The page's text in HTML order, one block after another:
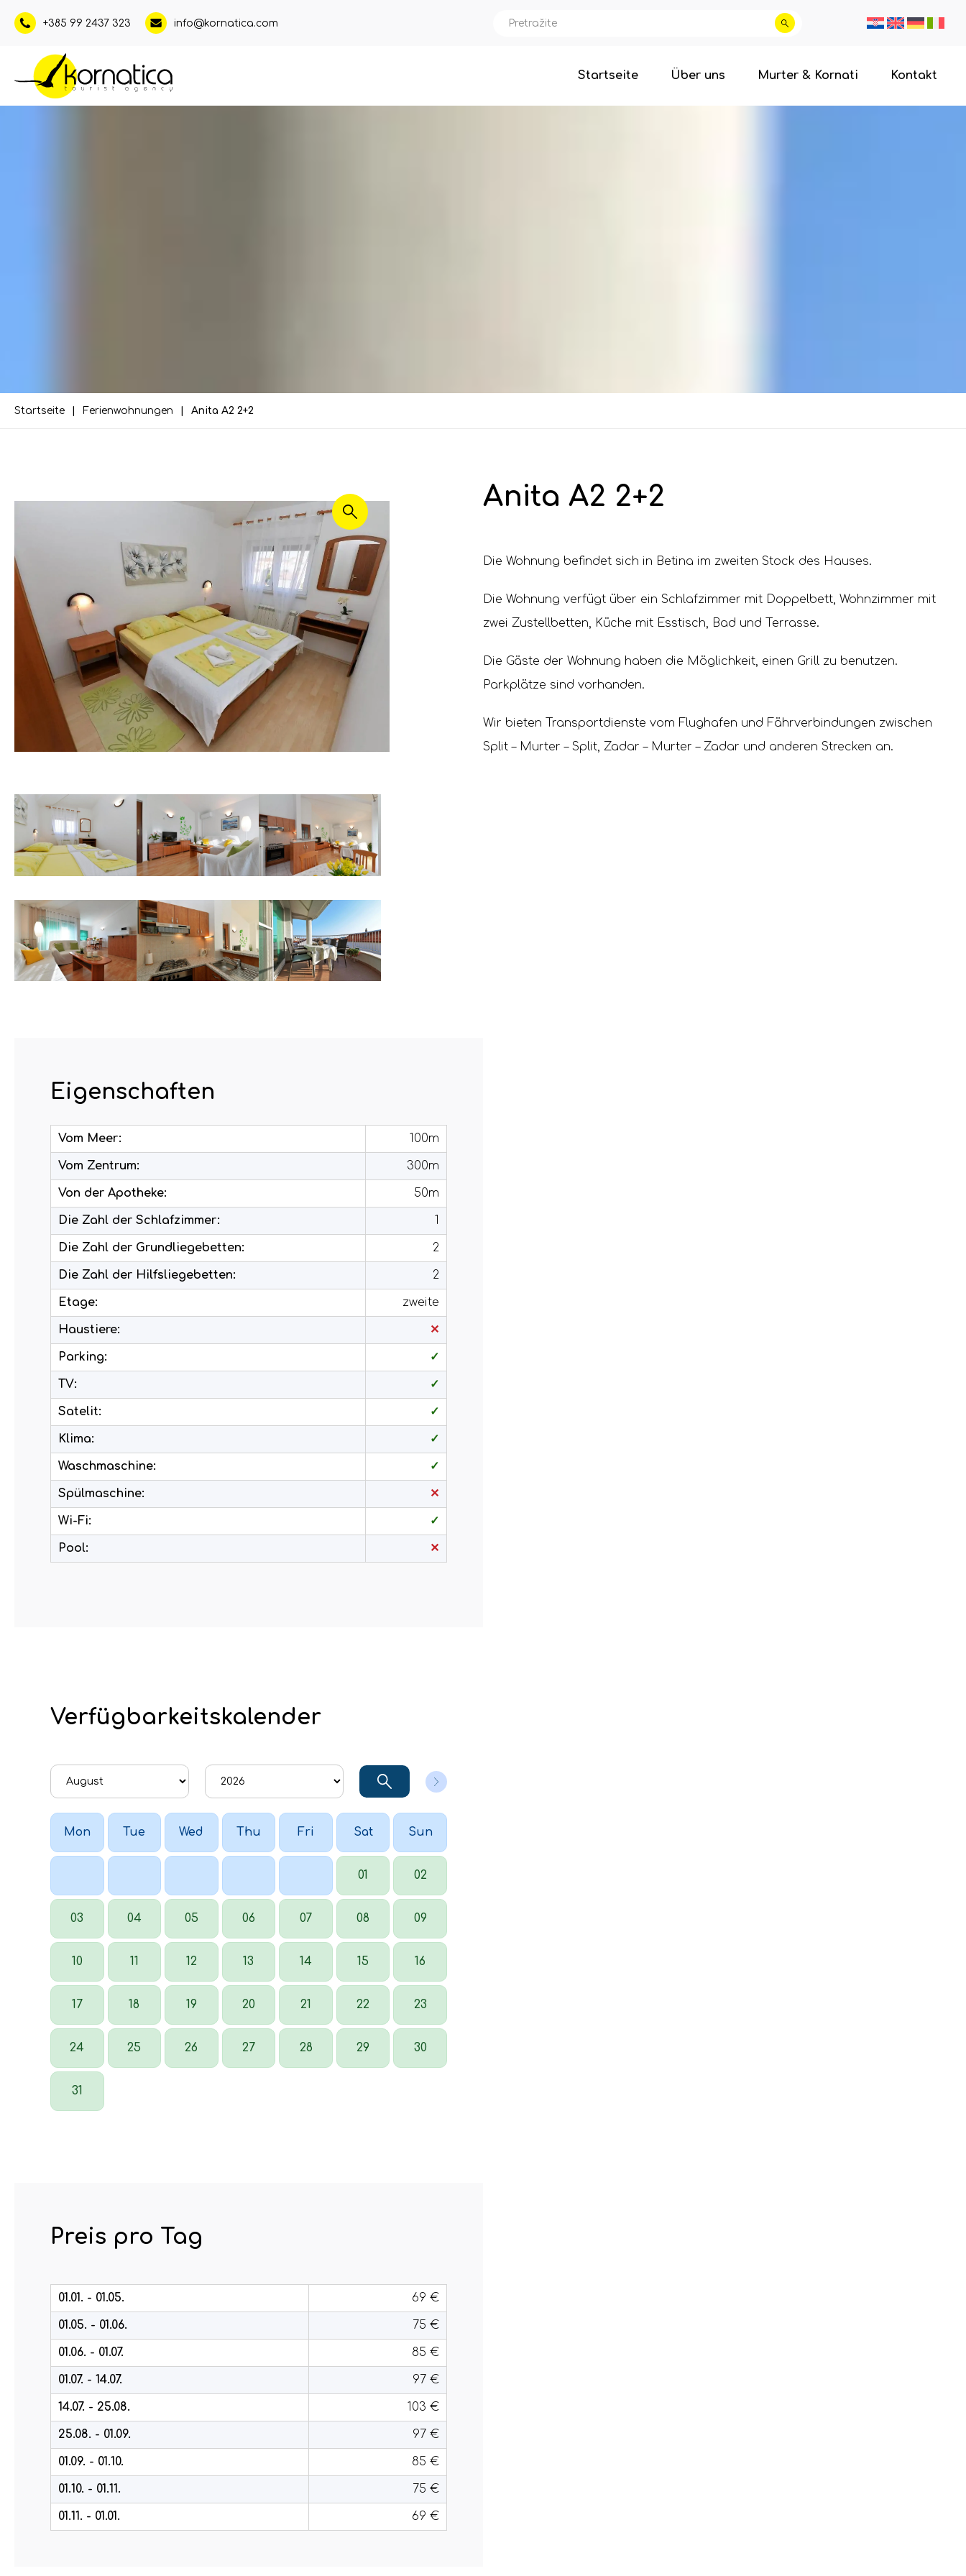
+385 99 2437 323 info@kornatica.com
Startseite Über uns Murter & Kornati Kontakt
Startseite Ferienwohnungen Anita A2 2+2
Anita A2 2+2
Die Wohnung befindet sich in Betina im zweiten Stock des Hauses.
Die Wohnung verfügt über ein Schlafzimmer mit Doppelbett, Wohnzimmer mit
zwei Zustellbetten, Küche mit Esstisch, Bad und Terrasse.
Die Gäste der Wohnung haben die Möglichkeit, einen Grill zu benutzen.
Parkplätze sind vorhanden.
Wir bieten Transportdienste vom Flughafen und Fährverbindungen zwischen
Split – Murter – Split, Zadar – Murter – Zadar und anderen Strecken an.
Eigenschaften
Vom Meer: 100m
Vom Zentrum: 300m
Von der Apotheke: 50m
Die Zahl der Schlafzimmer: 1
Die Zahl der Grundliegebetten: 2
Die Zahl der Hilfsliegebetten: 2
Etage: zweite
Haustiere: ✕
Parking: ✓
TV: ✓
Satelit: ✓
Klima: ✓
Waschmaschine: ✓
Spülmaschine: ✕
Wi-Fi: ✓
Pool: ✕
Verfügbarkeitskalender
Mon Tue Wed Thu Fri Sat Sun
01 02
03 04 05 06 07 08 09
10 11 12 13 14 15 16
17 18 19 20 21 22 23
24 25 26 27 28 29 30
31
Preis pro Tag
01.01. - 01.05. 69 €
01.05. - 01.06. 75 €
01.06. - 01.07. 85 €
01.07. - 14.07. 97 €
14.07. - 25.08. 103 €
25.08. - 01.09. 97 €
01.09. - 01.10. 85 €
01.10. - 01.11. 75 €
01.11. - 01.01. 69 €